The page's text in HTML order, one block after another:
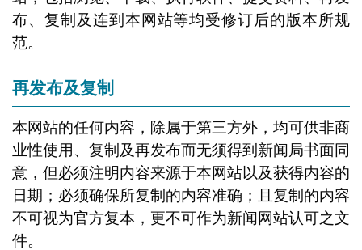
布、复制及连到本网站等均受修订后的版本所规
范。
再发布及复制
本网站的任何内容，除属于第三方外，均可供非商
业性使用、复制及再发布而无须得到新闻局书面同
意，但必须注明内容来源于本网站以及获得内容的
日期；必须确保所复制的内容准确；且复制的内容
不可视为官方复本，更不可作为新闻网站认可之文
件。